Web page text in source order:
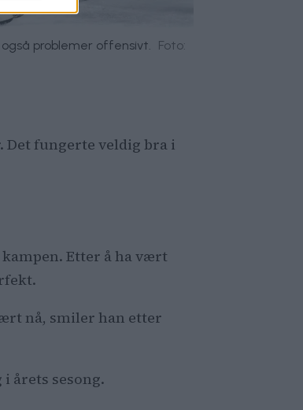
problemer offensivt. Foto:
Det fungerte veldig bra i
Etter å ha vært
nå, smiler han etter
årets sesong.